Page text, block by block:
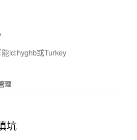
id:hyghb或Turkey
理
坑